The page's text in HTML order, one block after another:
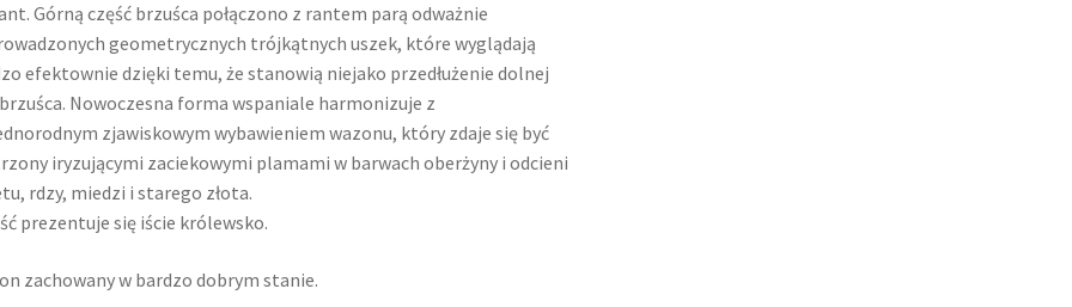
Górną część brzuśca połączono z rantem parą odważnie
geometrycznych trójkątnych uszek, które wyglądają
efektownie dzięki temu, że stanowią niejako przedłużenie dolnej
Nowoczesna forma wspaniale harmonizuje z
zjawiskowym wybawieniem wazonu, który zdaje się być
iryzującymi zaciekowymi plamami w barwach oberżyny i odcieni
rdzy, miedzi i starego złota.
prezentuje się iście królewsko.
zachowany w bardzo dobrym stanie.